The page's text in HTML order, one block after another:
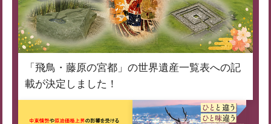
「飛鳥・藤原の宮都」の世界遺産一覧表への記
載が決定しました！